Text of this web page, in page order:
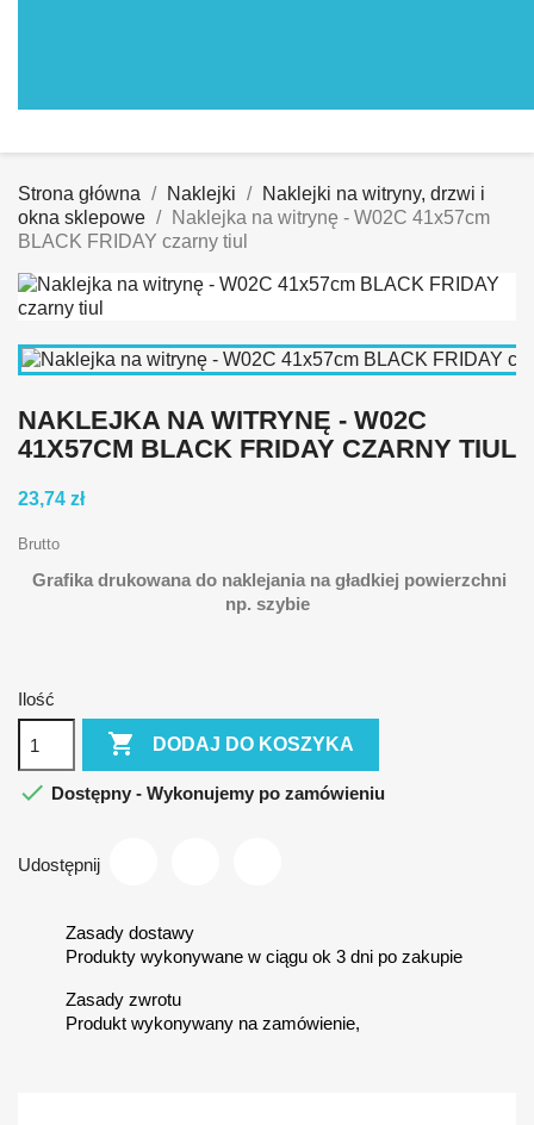
Strona główna Naklejki
Naklejki na witryny, drzwi i
okna sklepowe
Naklejka na witrynę - W02C 41x57cm
BLACK FRIDAY czarny tiul
NAKLEJKA NA WITRYNĘ - W02C
41X57CM BLACK FRIDAY CZARNY TIUL
23,74 zł
Brutto
Grafika drukowana do naklejania na gładkiej powierzchni
np. szybie
Ilość
 DODAJ DO KOSZYKA
 Dostępny - Wykonujemy po zamówieniu
Udostępnij
Zasady dostawy
Produkty wykonywane w ciągu ok 3 dni po zakupie
Zasady zwrotu
Produkt wykonywany na zamówienie,